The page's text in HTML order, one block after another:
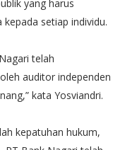
yang harus
setiap individu.
telah
auditor independen
kata Yosviandri.
kepatuhan hukum,